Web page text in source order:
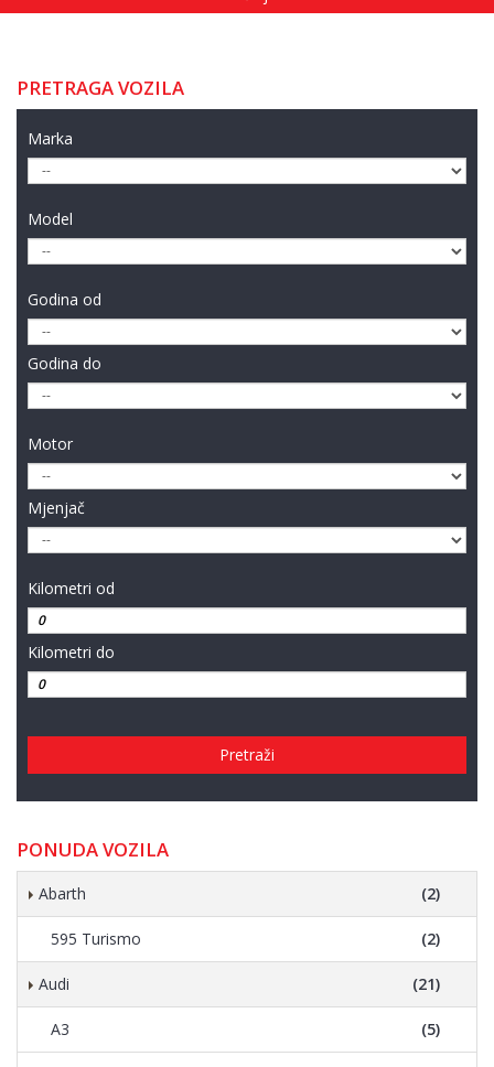
PRETRAGA VOZILA
Marka
Model
Godina od
Godina do
Motor
Mjenjač
Kilometri od
Kilometri do
Pretraži
PONUDA VOZILA
Abarth (2)
595 Turismo (2)
Audi (21)
A3 (5)